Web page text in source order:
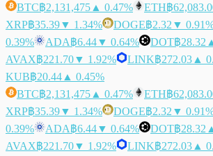
BTC฿2,131,475 ▲ 0.47% ETH฿
XRP฿35.39▼ 1.34% DOGE฿2.32 ▼
0.39%
ADA฿6.44▼ 0.64% DOT฿28.32
AVAX฿221.70▼ 1.92% LINK฿272.03 ▲
KUB฿20.44 ▲ 0.45%
BTC฿2,131,475 ▲ 0.47% ETH฿
XRP฿35.39▼ 1.34% DOGE฿2.32 ▼
0.39%
ADA฿6.44▼ 0.64% DOT฿28.32
AVAX฿221.70▼ 1.92% LINK฿272.03 ▲